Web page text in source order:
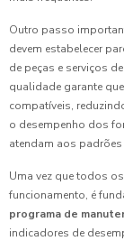
Outro passo
devem estabelecer
de peças e serviços
qualidade garante
compatíveis,
o desempenho dos
atendam aos
Uma vez que todos
funcionamento, é
programa de
indicadores de